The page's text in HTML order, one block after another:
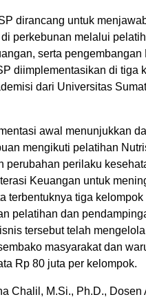
dirancang untuk
perkebunan melalui
serta
diimplementasikan di tiga
dari Universitas
awal menunjukkan
mengikuti pelatihan
perubahan perilaku
Keuangan untuk
terbentuknya tiga
pelatihan dan
tersebut telah
masyarakat dan
Rp 80 juta per kelompok.
Chalil, M.Si., Ph.D.,